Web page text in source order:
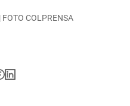
COLPRENSA